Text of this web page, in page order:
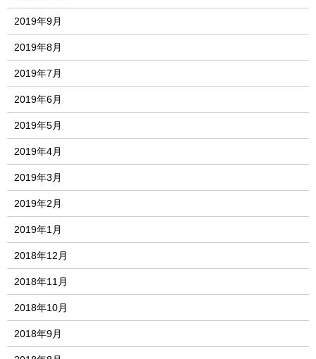
2019年9月
2019年8月
2019年7月
2019年6月
2019年5月
2019年4月
2019年3月
2019年2月
2019年1月
2018年12月
2018年11月
2018年10月
2018年9月